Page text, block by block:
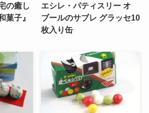
の癒し
菓子』
エシレ・パティスリー オ
ブールのサブレ グラッセ10
枚入り缶